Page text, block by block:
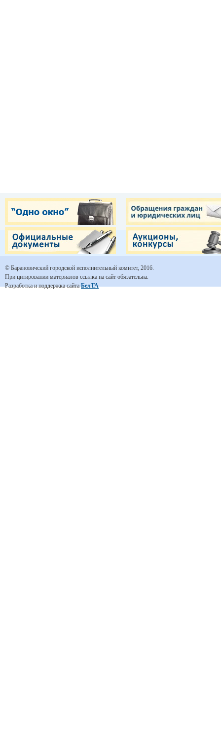
© Барановичский городской исполнительный комитет, 2016.
При цитировании материалов ссылка на сайт обязательна.
Разработка и поддержка сайтаБелТА